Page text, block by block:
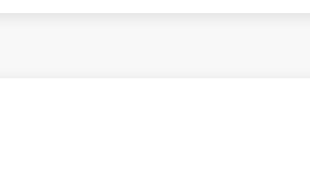
期待できるキャリア領域